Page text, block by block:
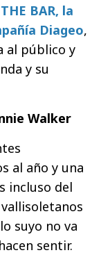
THE BAR, la
Diageo,
al público y
y su
Walker
al año y una
incluso del
suyo no va
sentir.